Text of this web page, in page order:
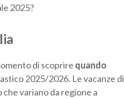
2025?
di scoprire quando
2025/2026. Le vacanze di
variano da regione a